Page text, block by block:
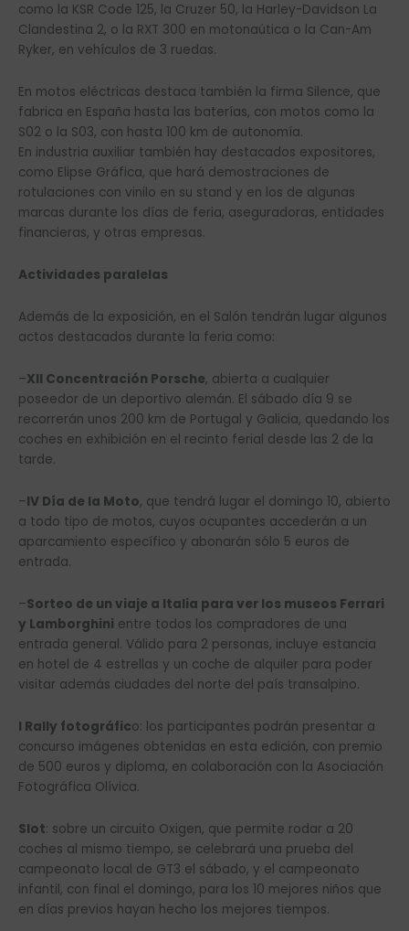
como la KSR Code 125, la Cruzer 50, la Harley-Davidson La
Clandestina 2, o la RXT 300 en motonaútica o la Can-Am
Ryker, en vehículos de 3 ruedas.
En motos eléctricas destaca también la firma Silence, que
fabrica en España hasta las baterías, con motos como la
S02 o la S03, con hasta 100 km de autonomía.
En industria auxiliar también hay destacados expositores,
como Elipse Gráfica, que hará demostraciones de
rotulaciones con vinilo en su stand y en los de algunas
marcas durante los días de feria, aseguradoras, entidades
financieras, y otras empresas.
Actividades paralelas
Además de la exposición, en el Salón tendrán lugar algunos
actos destacados durante la feria como:
–XII Concentración Porsche, abierta a cualquier
poseedor de un deportivo alemán. El sábado día 9 se
recorrerán unos 200 km de Portugal y Galicia, quedando los
coches en exhibición en el recinto ferial desde las 2 de la
tarde.
–IV Día de la Moto, que tendrá lugar el domingo 10, abierto
a todo tipo de motos, cuyos ocupantes accederán a un
aparcamiento específico y abonarán sólo 5 euros de
entrada.
–Sorteo de un viaje a Italia para ver los museos Ferrari
y Lamborghini entre todos los compradores de una
entrada general. Válido para 2 personas, incluye estancia
en hotel de 4 estrellas y un coche de alquiler para poder
visitar además ciudades del norte del país transalpino.
I Rally fotográfico: los participantes podrán presentar a
concurso imágenes obtenidas en esta edición, con premio
de 500 euros y diploma, en colaboración con la Asociación
Fotográfica Olívica.
Slot: sobre un circuito Oxigen, que permite rodar a 20
coches al mismo tiempo, se celebrará una prueba del
campeonato local de GT3 el sábado, y el campeonato
infantil, con final el domingo, para los 10 mejores niños que
en días previos hayan hecho los mejores tiempos.